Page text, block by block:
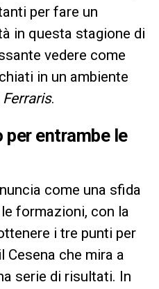
per fare un
in questa stagione di
vedere come
in un ambiente
Ferraris.
per entrambe le
come una sfida
formazioni, con la
i tre punti per
che mira a
serie di risultati. In